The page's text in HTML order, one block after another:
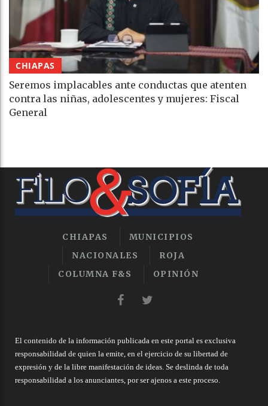
CHIAPAS
Seremos implacables ante conductas que atenten
contra las niñas, adolescentes y mujeres: Fiscal
General
CHIAPAS
MUNICIPIOS
NACIONALES
ROJA
COLUMNA F&S
OPINIÓN
El contenido de la información publicada en este portal es exclusiva
responsabilidad de quien la emite, en el ejercicio de su libertad de
expresión y de la libre manifestación de ideas. Se deslinda de toda
responsabilidad a los anunciantes, por ser ajenos a este proceso.